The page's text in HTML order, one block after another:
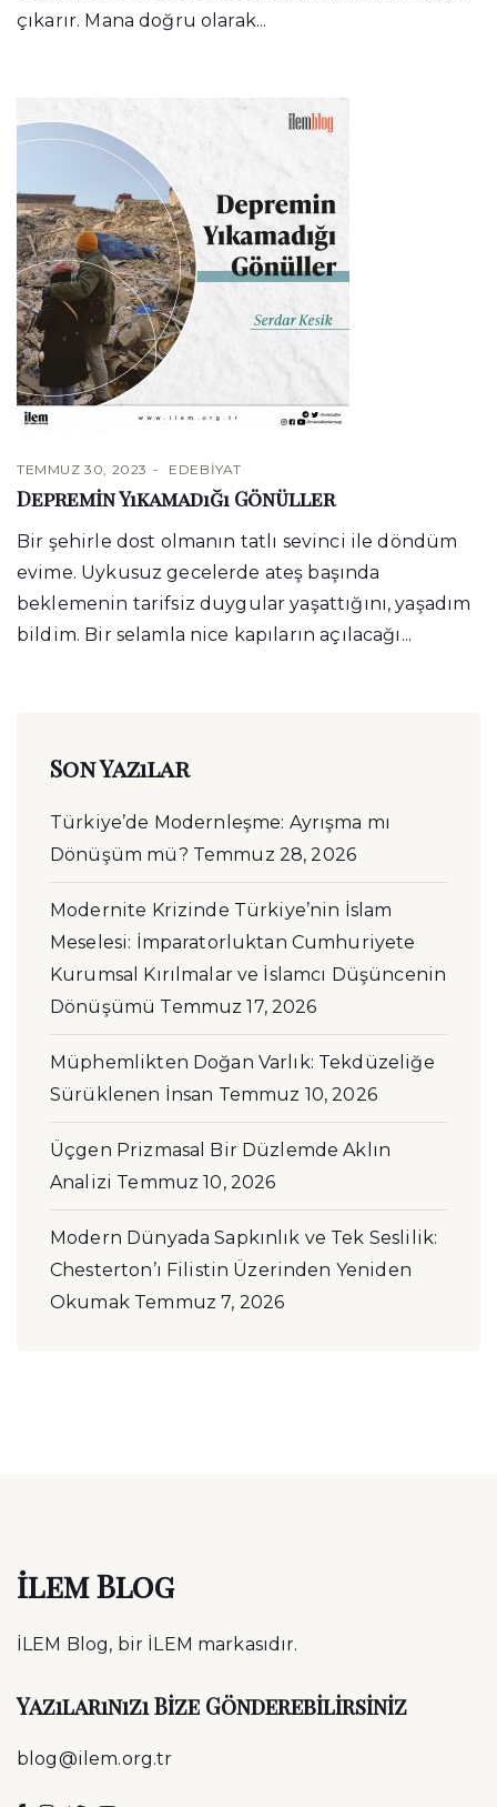
çıkarır. Mana doğru olarak...
TEMMUZ 30, 2023 EDEBIYAT
Depremin Yıkamadığı Gönüller
Bir şehirle dost olmanın tatlı sevinci ile döndüm
evime. Uykusuz gecelerde ateş başında
beklemenin tarifsiz duygular yaşattığını, yaşadım
bildim. Bir selamla nice kapıların açılacağı...
Son Yazılar
Türkiye’de Modernleşme: Ayrışma mı
Dönüşüm mü? Temmuz 28, 2026
Modernite Krizinde Türkiye’nin İslam
Meselesi: İmparatorluktan Cumhuriyete
Kurumsal Kırılmalar ve İslamcı Düşüncenin
Dönüşümü Temmuz 17, 2026
Müphemlikten Doğan Varlık: Tekdüzeliğe
Sürüklenen İnsan Temmuz 10, 2026
Üçgen Prizmasal Bir Düzlemde Aklın
Analizi Temmuz 10, 2026
Modern Dünyada Sapkınlık ve Tek Seslilik:
Chesterton’ı Filistin Üzerinden Yeniden
Okumak Temmuz 7, 2026
ilem Blog
İLEM Blog, bir İLEM markasıdır.
Yazılarınızı Bize Gönderebilirsiniz
blog@ilem.org.tr